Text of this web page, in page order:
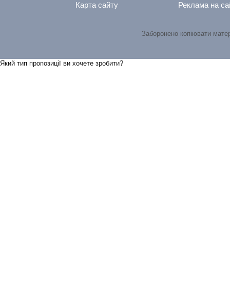
Карта сайту
Реклама на
Заборонено копіювати
Який тип пропозицiї ви хочете зробити?